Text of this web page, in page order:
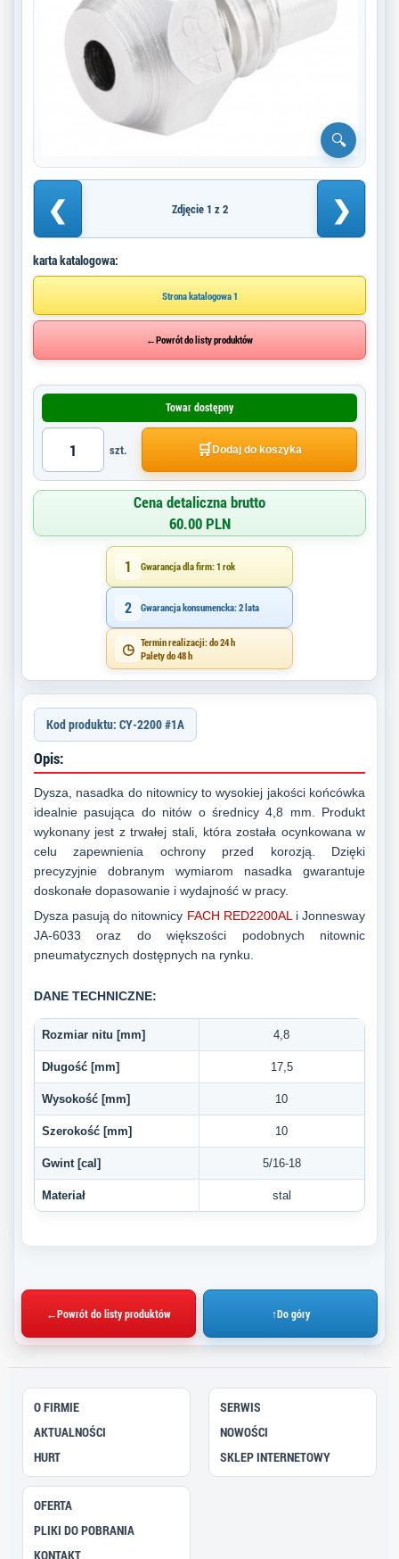
Kod produktu: CY-2200 #1A
Opis:
Dysza, nasadka do nitownicy to wysokiej jakości końcówka
idealnie pasująca do nitów o średnicy 4,8 mm. Produkt
wykonany jest z trwałej stali, która została ocynkowana w
celu zapewnienia ochrony przed korozją. Dzięki
precyzyjnie dobranym wymiarom nasadka gwarantuje
doskonałe dopasowanie i wydajność w pracy.
Dysza pasują do nitownicy FACH RED2200AL i Jonnesway
JA-6033 oraz do większości podobnych nitownic
pneumatycznych dostępnych na rynku.
DANE TECHNICZNE:
Rozmiar nitu [mm] 4,8
Długość [mm] 17,5
Wysokość [mm] 10
Szerokość [mm] 10
Gwint [cal] 5/16-18
Materiał stal
❮ Zdjęcie 1 z 2 ❯
karta katalogowa:
Strona katalogowa 1
←Powrót do listy produktów
Towar dostępny
szt. 🛒Dodaj do koszyka
Cena detaliczna brutto
60.00 PLN
1 Gwarancja dla firm: 1 rok
2 Gwarancja konsumencka: 2 lata
◷ Termin realizacji: do 24 h
Palety do 48 h
←Powrót do listy produktów ↑Do góry
O FIRMIE
AKTUALNOŚCI
HURT
SERWIS
NOWOŚCI
SKLEP INTERNETOWY
OFERTA
PLIKI DO POBRANIA
KONTAKT